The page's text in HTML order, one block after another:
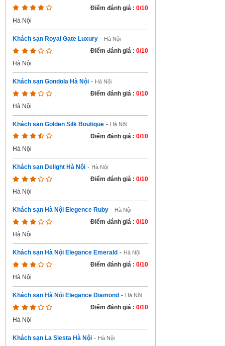
Điểm đánh giá : 0/10
Hà Nội
Khách sạn Royal Gate Luxury - Hà Nội
Điểm đánh giá : 0/10
Hà Nội
Khách sạn Gondola Hà Nội - Hà Nội
Điểm đánh giá : 0/10
Hà Nội
Khách sạn Golden Silk Boutique - Hà Nội
Điểm đánh giá : 0/10
Hà Nội
Khách sạn Delight Hà Nội - Hà Nội
Điểm đánh giá : 0/10
Hà Nội
Khách sạn Hà Nội Elegence Ruby - Hà Nội
Điểm đánh giá : 0/10
Hà Nội
Khách sạn Hà Nội Elegance Emerald - Hà Nội
Điểm đánh giá : 0/10
Hà Nội
Khách sạn Hà Nội Elegance Diamond - Hà Nội
Điểm đánh giá : 0/10
Hà Nội
Khách sạn La Siesta Hà Nội - Hà Nội